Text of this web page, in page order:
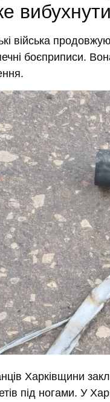
війська
боєприписи.
Харківщини
під ногами. У